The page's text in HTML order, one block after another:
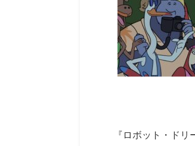
『ロボット・ドリ